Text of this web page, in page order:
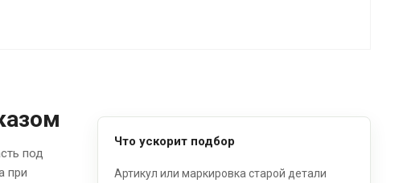
под
при
Что ускорит подбор
Артикул или маркировка старой детали